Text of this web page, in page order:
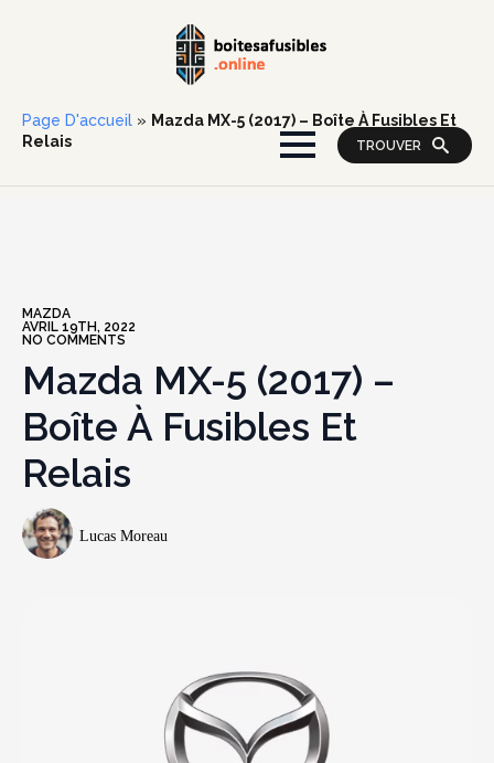
TROUVER
Page D'accueil » Mazda MX-5 (2017) – Boîte À Fusibles Et
Relais
MAZDA
AVRIL 19TH, 2022
NO COMMENTS
Mazda MX-5 (2017) –
Boîte À Fusibles Et
Relais
Lucas Moreau